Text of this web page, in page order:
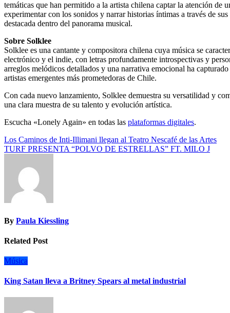
temáticas que han permitido a la artista chilena captar la atención de
experimentar con los sonidos y narrar historias íntimas a través de
destacada dentro del panorama musical.
Sobre Solklee
Solklee es una cantante y compositora chilena cuya música se
electrónico y el indie, con letras profundamente introspectivas y
arreglos melódicos detallados y una narrativa emocional ha
artistas emergentes más prometedoras de Chile.
Con cada nuevo lanzamiento, Solklee demuestra su versatilidad y
una clara muestra de su talento y evolución artística.
Escucha «Lonely Again» en todas las plataformas digitales.
Navegación
de
entradas
Los Caminos de Inti-Illimani llegan al Teatro Nescafé de las Artes
TURF PRESENTA “POLVO DE ESTRELLAS” FT. MILO J
By Paula Kiessling
Related Post
Música
King Satan lleva a Britney Spears al metal industrial